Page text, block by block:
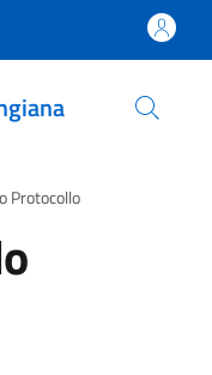
Protocollo